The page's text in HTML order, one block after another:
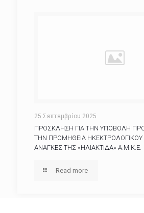
25 Σεπτεμβρίου 2025
ΠΡΟΣΚΛΗΣΗ ΓΙΑ ΤΗΝ ΥΠΟΒΟΛΗ
ΤΗΝ ΠΡΟΜΗΘΕΙΑ ΗΚΕΚΤΡΟΛΟΓΙΚΟΥ
ΑΝΑΓΚΕΣ ΤΗΣ «ΗΛΙΑΚΤΙΔΑ» Α.Μ.Κ.Ε.
Read more